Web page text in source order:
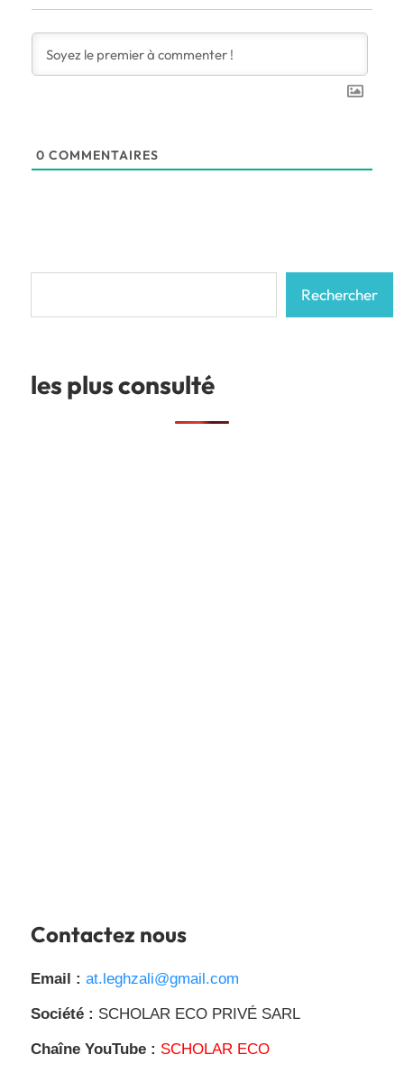
0 COMMENTAIRES
Rechercher
les plus consulté
Contactez nous
Email : at.leghzali@gmail.com
Société : SCHOLAR ECO PRIVÉ SARL
Chaîne YouTube : SCHOLAR ECO